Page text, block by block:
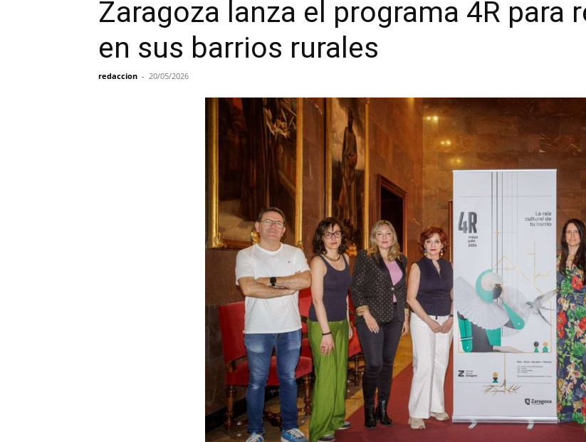
Zaragoza lanza el programa 4R para
en sus barrios rurales
redaccion - 20/05/2026